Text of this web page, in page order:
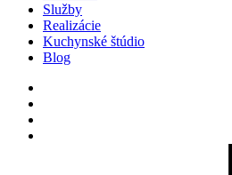
dohodnúť a pri otázkach mi
všetko ochotne vysvetlili. Celý
proces prebehol bez problémov a
Služby
Realizácie
Kuchynské štúdio
Blog